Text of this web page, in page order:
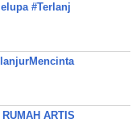
#Terlanj
ARTIS